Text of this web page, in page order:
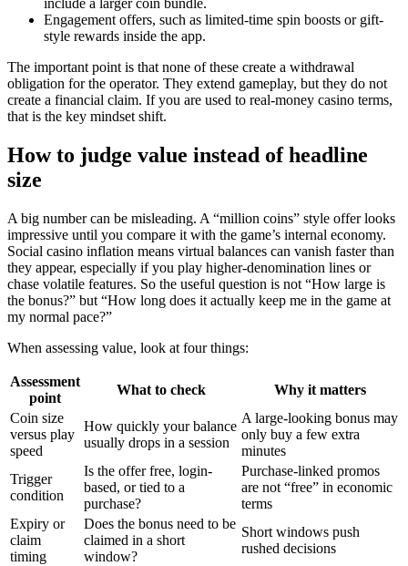
include a larger coin bundle.
Engagement offers, such as limited-time spin boosts or gift-
style rewards inside the app.
The important point is that none of these create a withdrawal
obligation for the operator. They extend gameplay, but they do not
create a financial claim. If you are used to real-money casino terms,
that is the key mindset shift.
How to judge value instead of headline
size
A big number can be misleading. A “million coins” style offer looks
impressive until you compare it with the game’s internal economy.
Social casino inflation means virtual balances can vanish faster than
they appear, especially if you play higher-denomination lines or
chase volatile features. So the useful question is not “How large is
the bonus?” but “How long does it actually keep me in the game at
my normal pace?”
When assessing value, look at four things:
Assessment
point
What to check
Why it matters
Coin size
versus play
speed
How quickly your balance
usually drops in a session
A large-looking bonus may
only buy a few extra
minutes
Trigger
condition
Is the offer free, login-
based, or tied to a
purchase?
Purchase-linked promos
are not “free” in economic
terms
Expiry or
claim
timing
Does the bonus need to be
claimed in a short
window?
Short windows push
rushed decisions